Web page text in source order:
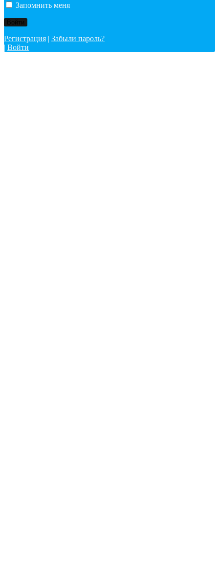
Запомнить меня
Регистрация | Забыли пароль?
| Войти